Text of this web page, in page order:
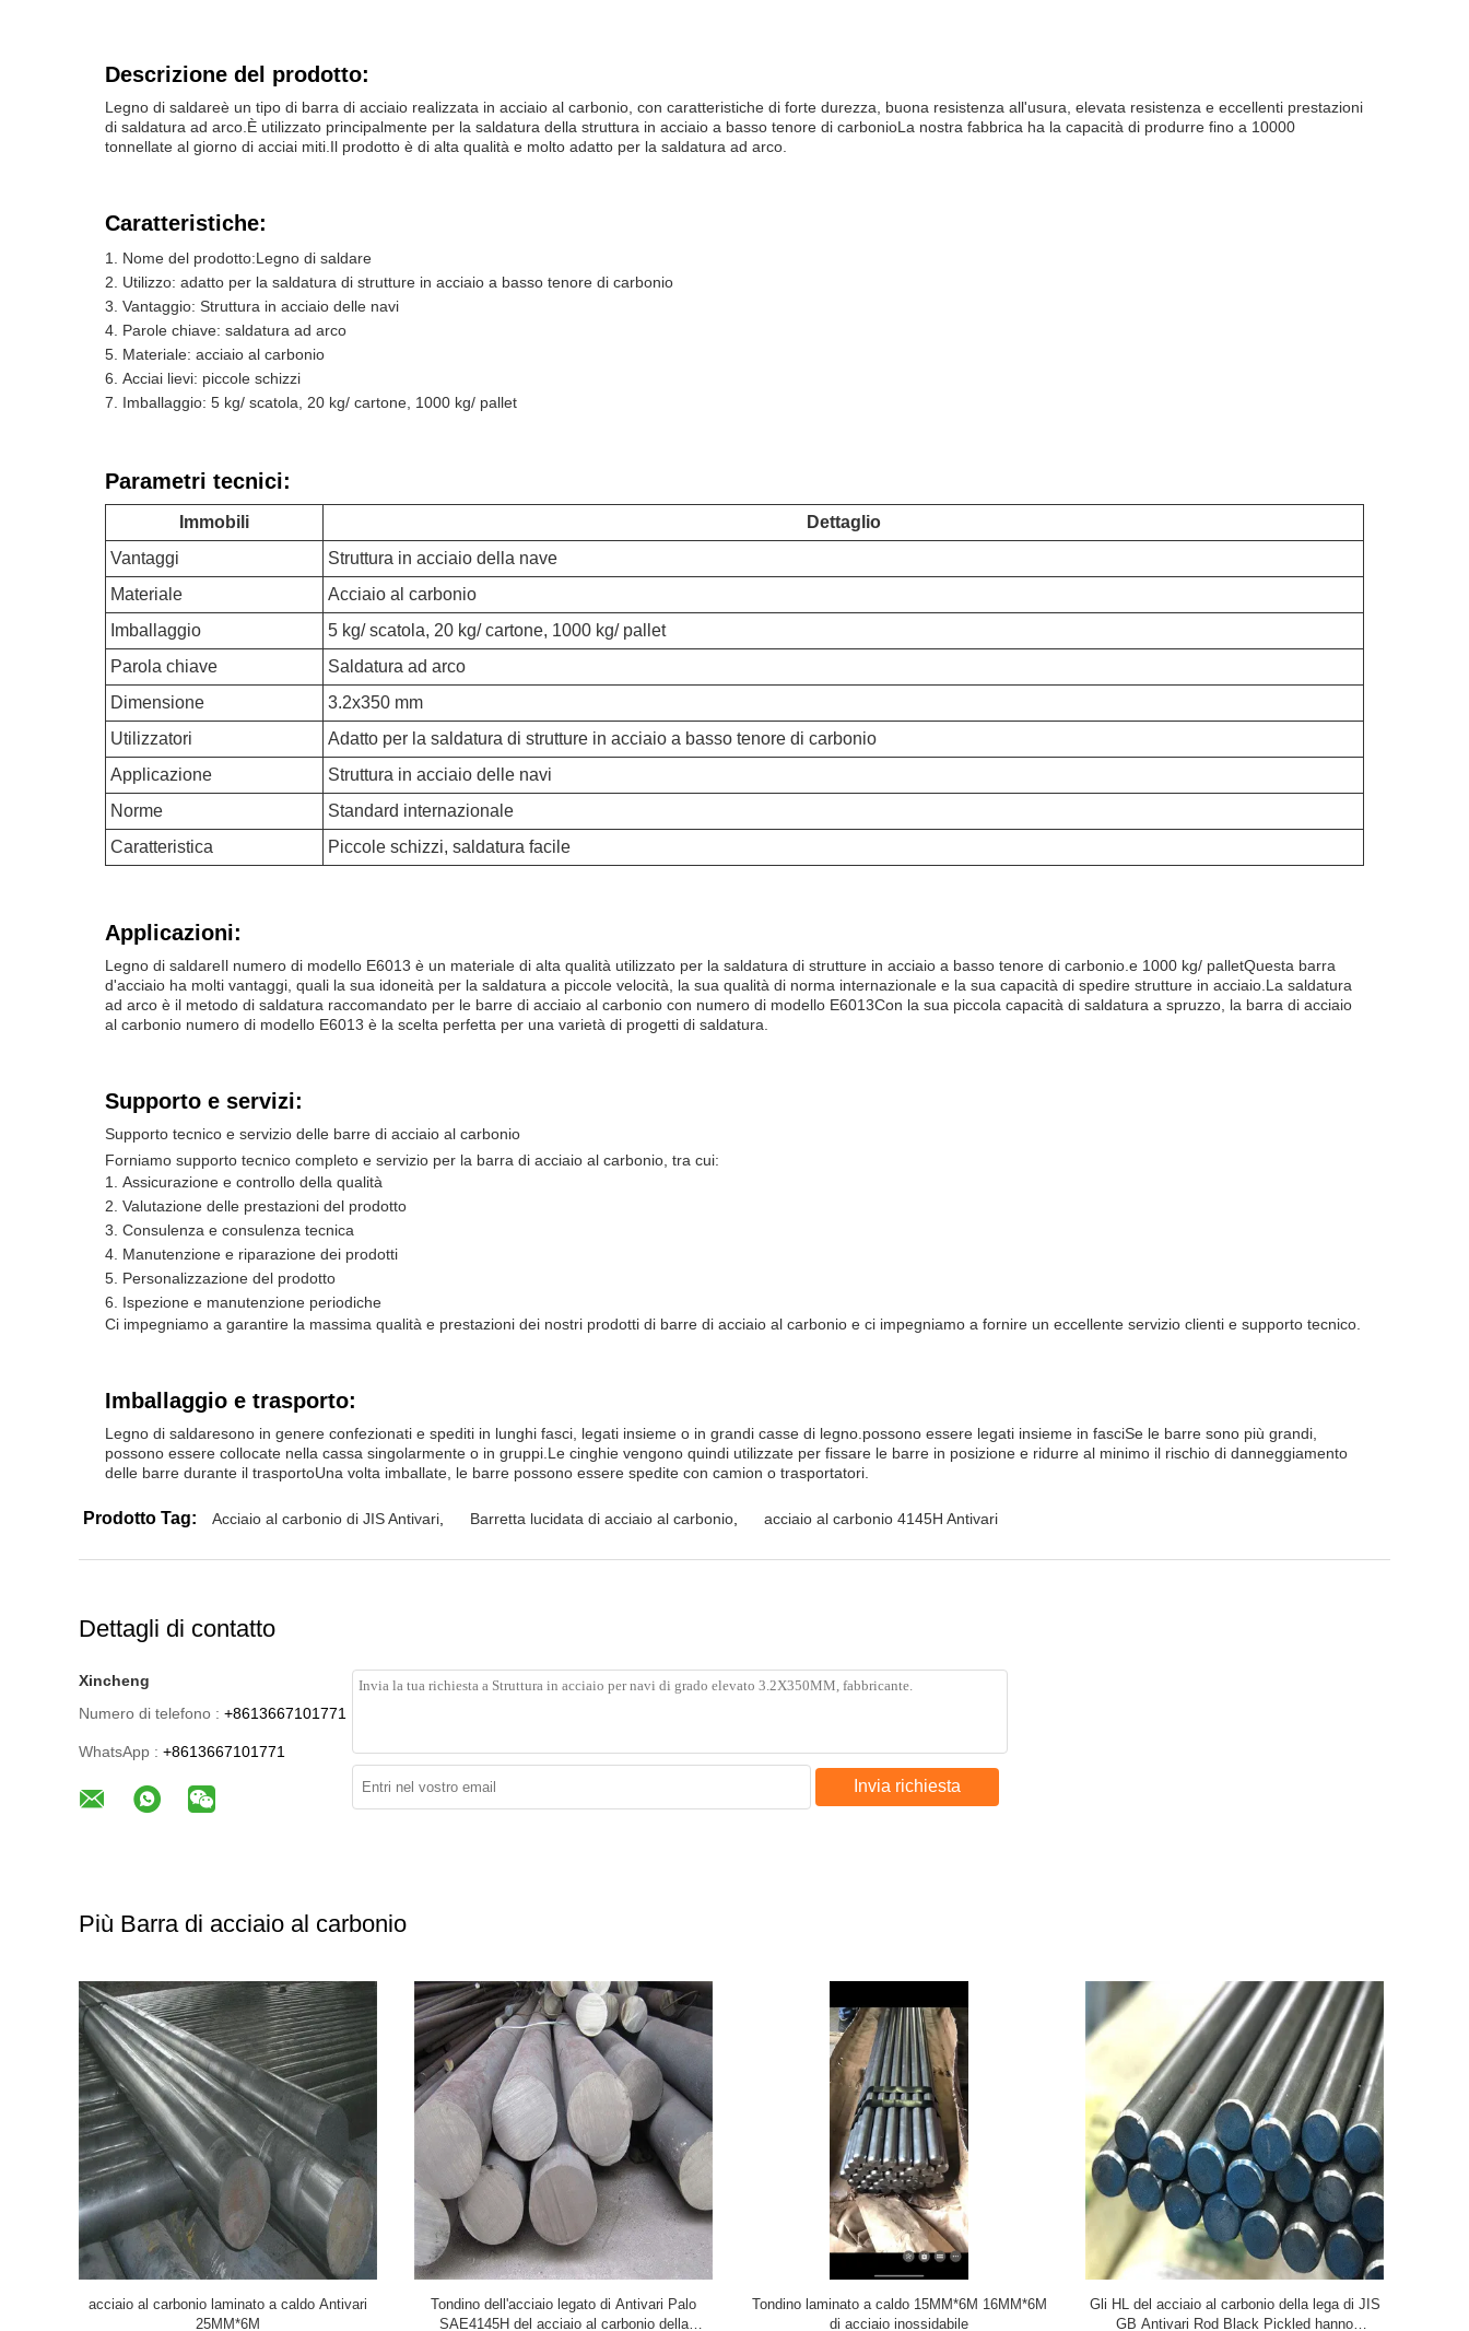
Descrizione del prodotto:
Legno di saldareè un tipo di barra di acciaio realizzata in acciaio al carbonio, con caratteristiche di forte durezza, buona resistenza all'usura, elevata resistenza e eccellenti prestazioni
di saldatura ad arco.È utilizzato principalmente per la saldatura della struttura in acciaio a basso tenore di carbonioLa nostra fabbrica ha la capacità di produrre fino a 10000
tonnellate al giorno di acciai miti.Il prodotto è di alta qualità e molto adatto per la saldatura ad arco.
Caratteristiche:
Nome del prodotto:Legno di saldare
Utilizzo: adatto per la saldatura di strutture in acciaio a basso tenore di carbonio
Vantaggio: Struttura in acciaio delle navi
Parole chiave: saldatura ad arco
Materiale: acciaio al carbonio
Acciai lievi: piccole schizzi
Imballaggio: 5 kg/ scatola, 20 kg/ cartone, 1000 kg/ pallet
Parametri tecnici:
Immobili
Dettaglio
Vantaggi
Struttura in acciaio della nave
Materiale
Acciaio al carbonio
Imballaggio
5 kg/ scatola, 20 kg/ cartone, 1000 kg/ pallet
Parola chiave
Saldatura ad arco
Dimensione
3.2x350 mm
Utilizzatori
Adatto per la saldatura di strutture in acciaio a basso tenore di carbonio
Applicazione
Struttura in acciaio delle navi
Norme
Standard internazionale
Caratteristica
Piccole schizzi, saldatura facile
Applicazioni:
Legno di saldareIl numero di modello E6013 è un materiale di alta qualità utilizzato per la saldatura di strutture in acciaio a basso tenore di carbonio.e 1000 kg/ palletQuesta barra
d'acciaio ha molti vantaggi, quali la sua idoneità per la saldatura a piccole velocità, la sua qualità di norma internazionale e la sua capacità di spedire strutture in acciaio.La saldatura
ad arco è il metodo di saldatura raccomandato per le barre di acciaio al carbonio con numero di modello E6013Con la sua piccola capacità di saldatura a spruzzo, la barra di acciaio
al carbonio numero di modello E6013 è la scelta perfetta per una varietà di progetti di saldatura.
Supporto e servizi:
Supporto tecnico e servizio delle barre di acciaio al carbonio
Forniamo supporto tecnico completo e servizio per la barra di acciaio al carbonio, tra cui:
Assicurazione e controllo della qualità
Valutazione delle prestazioni del prodotto
Consulenza e consulenza tecnica
Manutenzione e riparazione dei prodotti
Personalizzazione del prodotto
Ispezione e manutenzione periodiche
Ci impegniamo a garantire la massima qualità e prestazioni dei nostri prodotti di barre di acciaio al carbonio e ci impegniamo a fornire un eccellente servizio clienti e supporto tecnico.
Imballaggio e trasporto:
Legno di saldaresono in genere confezionati e spediti in lunghi fasci, legati insieme o in grandi casse di legno.possono essere legati insieme in fasciSe le barre sono più grandi,
possono essere collocate nella cassa singolarmente o in gruppi.Le cinghie vengono quindi utilizzate per fissare le barre in posizione e ridurre al minimo il rischio di danneggiamento
delle barre durante il trasportoUna volta imballate, le barre possono essere spedite con camion o trasportatori.
Prodotto Tag: Acciaio al carbonio di JIS Antivari Barretta lucidata di acciaio al carbonio acciaio al carbonio 4145H Antivari
Dettagli di contatto
Xincheng
Numero di telefono : +8613667101771
WhatsApp : +8613667101771
Invia richiesta
Più Barra di acciaio al carbonio
Azione d'acciaio ad alto tenore di carbonio a
laminazione a caldo 75MM*6M del tondino
Gli HL del acciaio al carbonio della lega dell'en
di JIS GB Antivari Rod Black Pickled hanno
Gli HL marinati neri di riserva di Antivari del
carbonio rotondo dell'acciaio legato dell'en di
Acciaio al carbonio BarSteel di acciaio al
carbonio della lega Rod rotondo 4145H UNS